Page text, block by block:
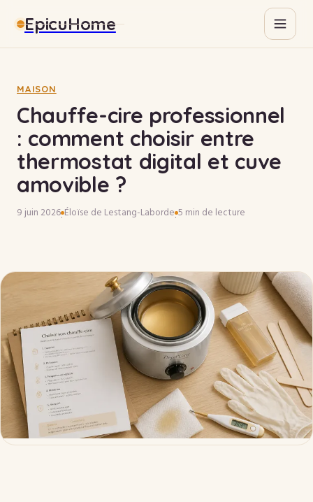
EpicuHome
Gastronomie
Maison
Bricolage
Immobilier
MAISON
Chauffe-cire professionnel
: comment choisir entre
thermostat digital et cuve
amovible ?
9 juin 2026·Éloïse de Lestang-Laborde·5 min de lecture